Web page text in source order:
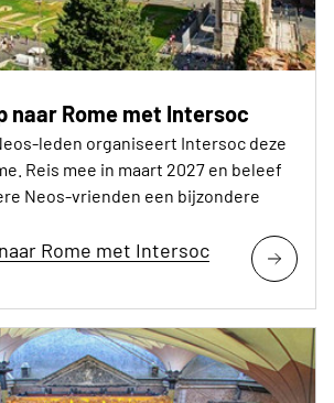
naar Rome met Intersoc
leden organiseert Intersoc deze
Reis mee in maart 2027 en beleef
Neos-vrienden een bijzondere
Rome met Intersoc